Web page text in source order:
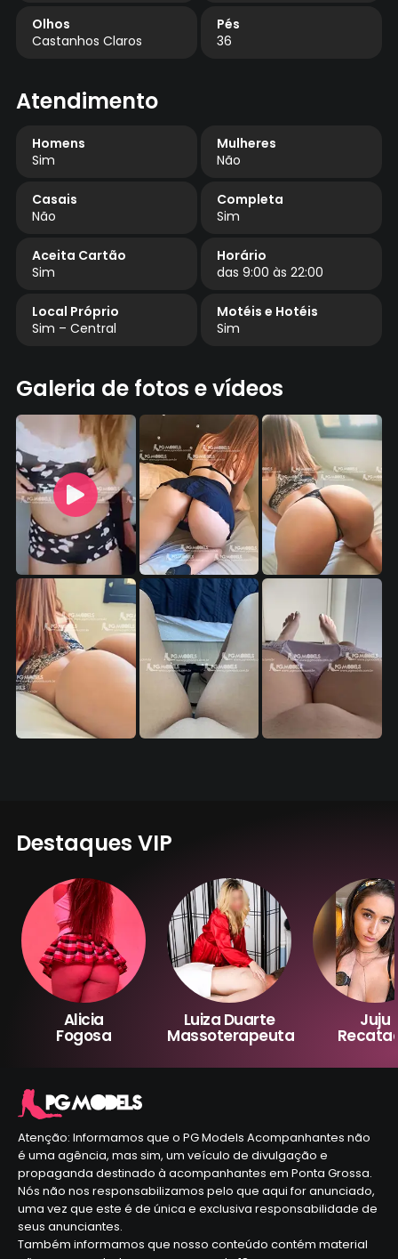
Olhos
Castanhos Claros
Pés
36
Atendimento
Homens
Sim
Mulheres
Não
Casais
Não
Completa
Sim
Aceita Cartão
Sim
Horário
das 9:00 às 22:00
Local Próprio
Sim – Central
Motéis e Hotéis
Sim
Galeria de fotos e vídeos
Destaques VIP
Alicia
Fogosa
Luiza Duarte
Massoterapeuta
Juju
Atenção: Informamos que o PG Models Acompanhantes não
é uma agência, mas sim, um veículo de divulgação e
propaganda destinado à acompanhantes em Ponta Grossa.
Nós não nos responsabilizamos pelo que aqui for anunciado,
uma vez que este é de única e exclusiva responsabilidade de
seus anunciantes.
Também informamos que nosso conteúdo contém material